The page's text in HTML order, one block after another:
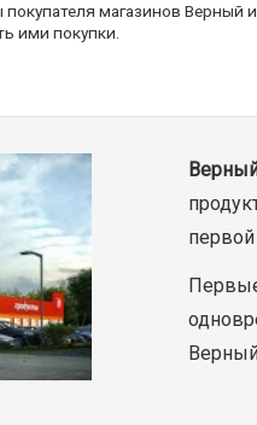
магазинов Верный
ими покупки.